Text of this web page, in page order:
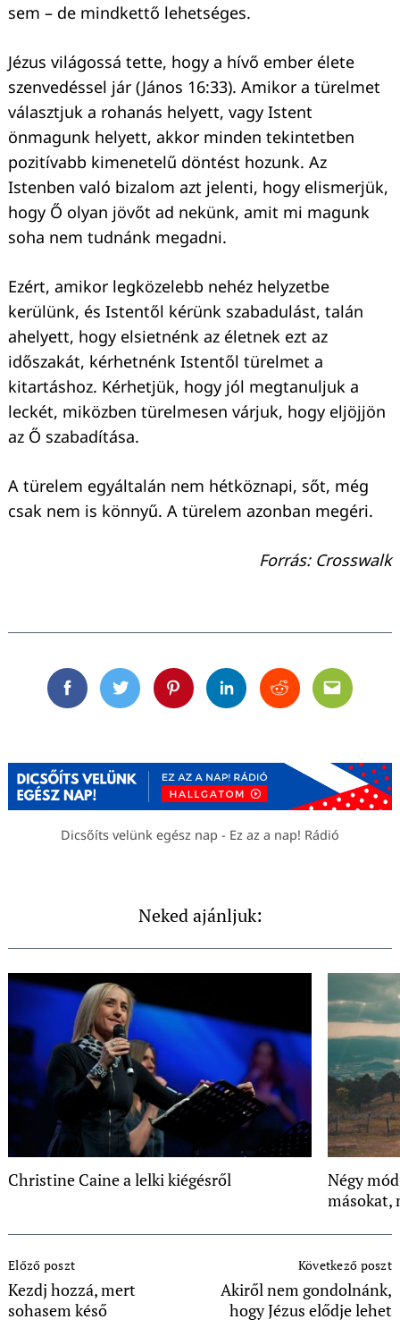
sem – de mindkettő lehetséges.
Jézus világossá tette, hogy a hívő ember élete
szenvedéssel jár (János 16:33). Amikor a türelmet
választjuk a rohanás helyett, vagy Istent
önmagunk helyett, akkor minden tekintetben
pozitívabb kimenetelű döntést hozunk. Az
Istenben való bizalom azt jelenti, hogy elismerjük,
hogy Ő olyan jövőt ad nekünk, amit mi magunk
soha nem tudnánk megadni.
Ezért, amikor legközelebb nehéz helyzetbe
kerülünk, és Istentől kérünk szabadulást, talán
ahelyett, hogy elsietnénk az életnek ezt az
időszakát, kérhetnénk Istentől türelmet a
kitartáshoz. Kérhetjük, hogy jól megtanuljuk a
leckét, miközben türelmesen várjuk, hogy eljöjjön
az Ő szabadítása.
A türelem egyáltalán nem hétköznapi, sőt, még
csak nem is könnyű. A türelem azonban megéri.
Forrás: Crosswalk
FacebookTwitterPinterestLinkedinRedditEmail
Dicsőíts velünk egész nap - Ez az a nap! Rádió
Neked ajánljuk:
Christine Caine a lelki kiégésről
Négy
másokat,
Navigation
Előző poszt
Kezdj hozzá, mert
sohasem késő
Következő poszt
Akiről nem gondolnánk,
hogy Jézus elődje lehet